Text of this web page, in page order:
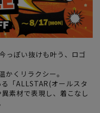
っぽい抜けも叶う、ロゴ
くリラクシー。
る「ALLSTAR(オールスタ
素材で表現し、着こなし